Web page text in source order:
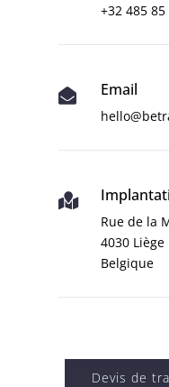
+32 485 85
 Email

Rue de la
4030 Liège
Belgique
Devis de